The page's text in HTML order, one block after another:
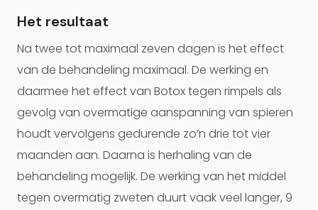
Het resultaat
Na twee tot maximaal zeven dagen is het effect
van de behandeling maximaal. De werking en
daarmee het effect van Botox tegen rimpels als
gevolg van overmatige aanspanning van spieren
houdt vervolgens gedurende zo’n drie tot vier
maanden aan. Daarna is herhaling van de
behandeling mogelijk. De werking van het middel
tegen overmatig zweten duurt vaak veel langer, 9